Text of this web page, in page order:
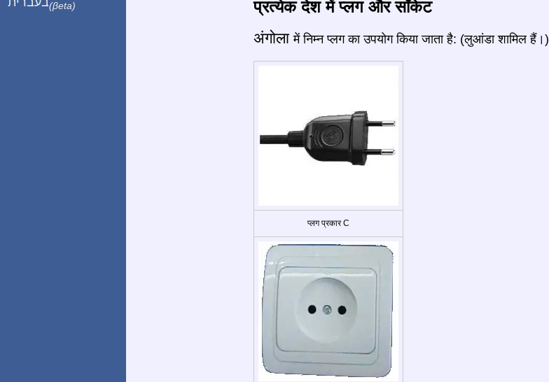
प्रत्येक देश में प्लग और सॉकेट
अंगोलामें निम्न प्लग का उपयोग किया जाता है: (लुआंडा शामिल हैं।)
प्लग प्रकार C
(βeta)